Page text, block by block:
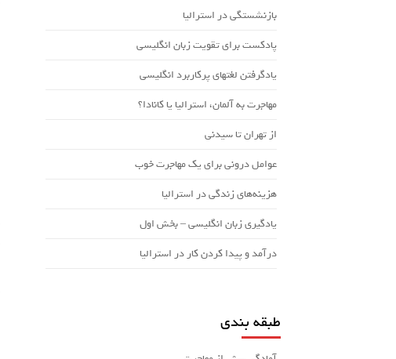
بازنشستگی در استرالیا
پادکست برای تقویت زبان انگلیسی
یادگرفتن لغتهای پرکاربرد انگلیسی
مهاجرت به آلمان، استرالیا یا کانادا؟
از تهران تا سیدنی
عوامل درونی برای یک مهاجرت خوب
هزینه‌های زندگی در استرالیا
یادگیری زبان انگلیسی – بخش اول
درآمد و پیدا کردن کار در استرالیا
طبقه بندی